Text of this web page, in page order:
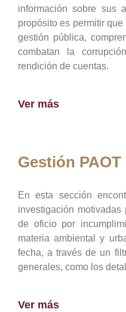
información sobre sus
propósito es permitir
gestión pública,
combatan la
rendición de cuentas.
Ver más
Gestión PAOT
En esta sección
investigación
de oficio por
materia ambiental y
fecha, a través de un
generales, como los
Ver más